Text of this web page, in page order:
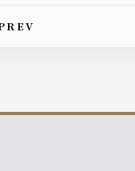
article's paging